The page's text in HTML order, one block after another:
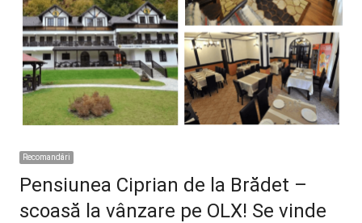
Recomandări
Pensiunea Ciprian de la Brădet –
scoasă la vânzare pe OLX! Se vinde